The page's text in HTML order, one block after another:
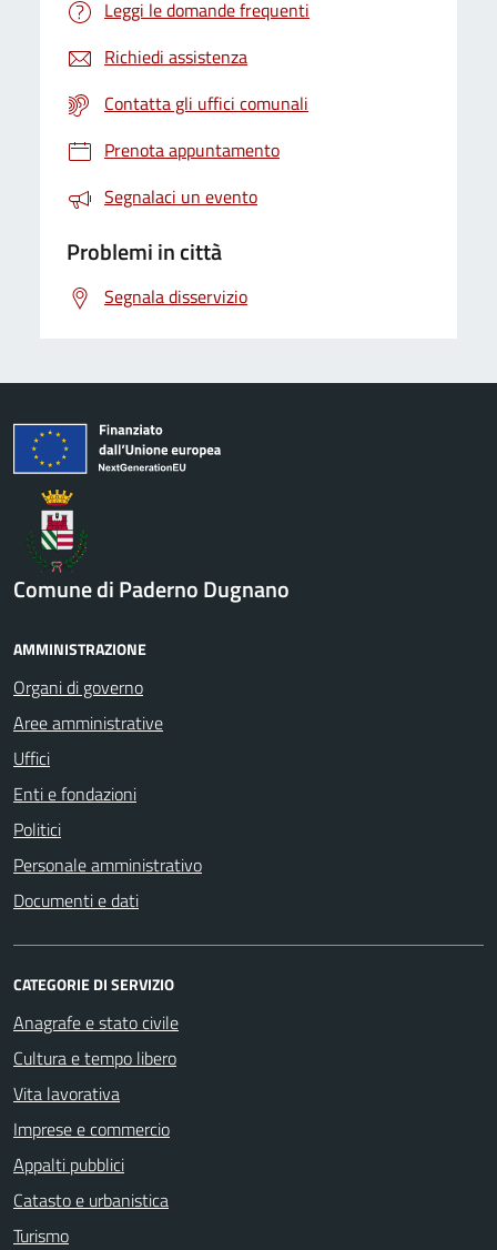
Leggi le domande frequenti
Richiedi assistenza
Contatta gli uffici comunali
Prenota appuntamento
Segnalaci un evento
Problemi in città
Segnala disservizio
Comune di Paderno Dugnano
AMMINISTRAZIONE
Organi di governo
Aree amministrative
Uffici
Enti e fondazioni
Politici
Personale amministrativo
Documenti e dati
CATEGORIE DI SERVIZIO
Anagrafe e stato civile
Cultura e tempo libero
Vita lavorativa
Imprese e commercio
Appalti pubblici
Catasto e urbanistica
Turismo